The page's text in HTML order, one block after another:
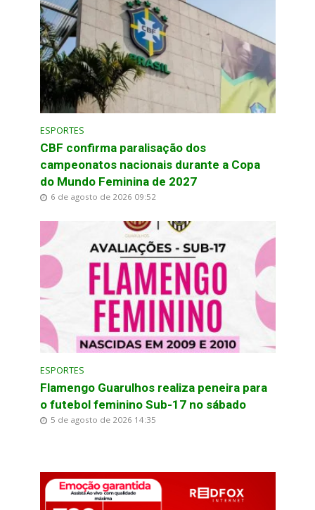
ESPORTES
CBF confirma paralisação dos
campeonatos nacionais durante a Copa
do Mundo Feminina de 2027
6 de agosto de 2026 09:52
ESPORTES
Flamengo Guarulhos realiza peneira para
o futebol feminino Sub-17 no sábado
5 de agosto de 2026 14:35